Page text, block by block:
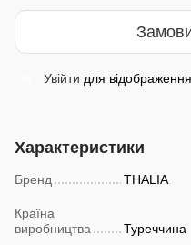
Увійти для
Характеристики
Бренд THALIA
Країна
виробництва
Туреччина